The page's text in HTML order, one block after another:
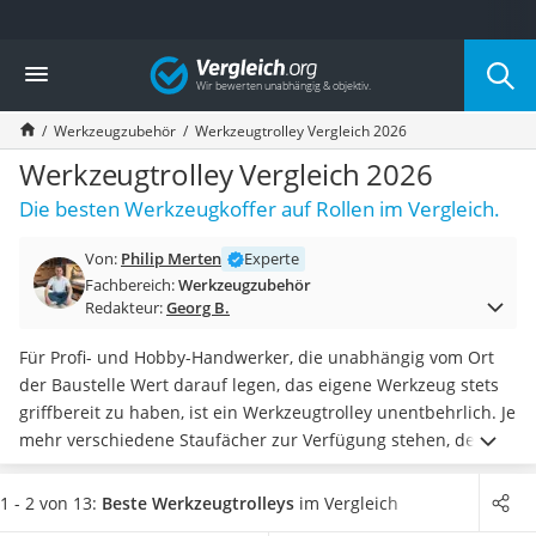
Die beliebtesten Vergleiche nach Kategorie
Baumarkt
Tresor feuerfest
Makita-Akku-Rasenmäher
Kappsäge
Smartes Türschloss
Akku-Rasentrimmer
Split-Klimaanlage 2 Innengeräte
Pelletofen
Tiefbrunnenpumpe
Fliesenschneider
Hochdruckreiniger
Doppelschleifer
Überwachungskamera
Benzinrasenmäher mit Elektrostart
Vergleich
Werkzeugzubehör Werkzeugtrolley Vergleich 2026
Werkzeugtrolley Vergleich 2026
Die besten Werkzeugkoffer auf Rollen im Vergleich.
Von: Philip Merten
Experte
Fachbereich:Werkzeugzubehör
Redakteur:Georg B.
Für Profi- und Hobby-Handwerker, die unabhängig vom Ort
der Baustelle Wert darauf legen, das eigene Werkzeug stets
griffbereit zu haben, ist ein Werkzeugtrolley unentbehrlich. Je
mehr verschiedene Staufächer zur Verfügung stehen, desto
besser lassen sich die Tools in ihnen sortieren. Worauf Sie
bei einem eigenen Werkzeugtrolley-Test achten sollten, ist
1 - 2 von 13: Beste Werkzeugtrolleys im Vergleich